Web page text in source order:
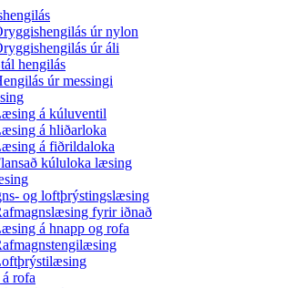
úr nylon
úr áli
hengilás
úr messingi
á kúluventil
á hliðarloka
á fiðrildaloka
kúluloka læsing
og loftþrýstingslæsing
fyrir iðnað
á hnapp og rofa
rofa